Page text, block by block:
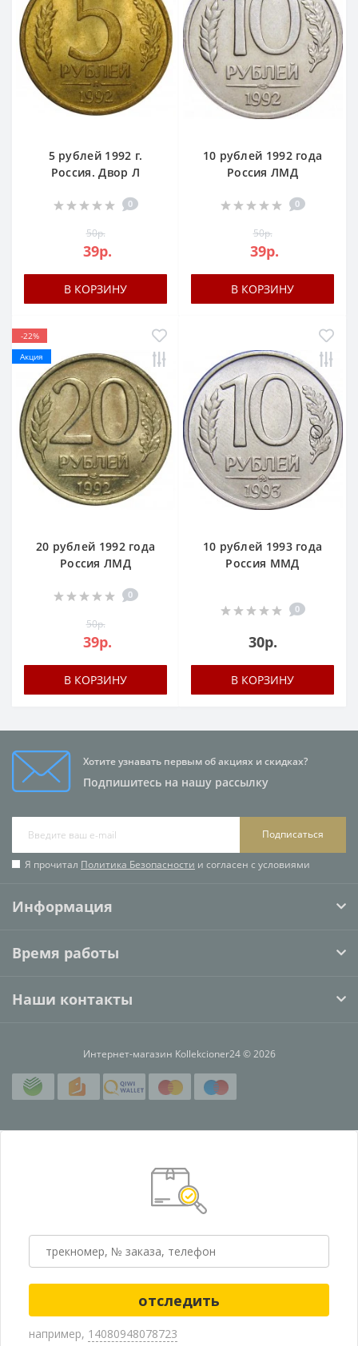
5 рублей 1992 г.
Россия. Двор Л
0
50р.
39р.
В КОРЗИНУ
10 рублей 1992 года
Россия ЛМД
0
50р.
39р.
В КОРЗИНУ
-22%
Акция
20 рублей 1992 года
Россия ЛМД
0
50р.
39р.
В КОРЗИНУ
10 рублей 1993 года
Россия ММД
0
30р.
В КОРЗИНУ
Хотите узнавать первым об акциях и скидках?
Подпишитесь на нашу рассылку
Подписаться
Я прочитал Политика Безопасности и согласен с условиями
Информация
Время работы
Наши контакты
Интернет-магазин Kollekcioner24 © 2026